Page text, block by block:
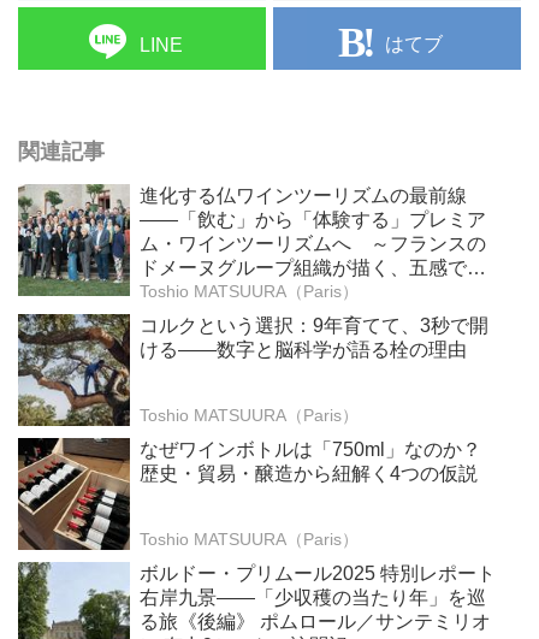
LINE はてブ
関連記事
進化する仏ワインツーリズムの最前線
――「飲む」から「体験する」プレミア
ム・ワインツーリズムへ ～フランスの
ドメーヌグループ組織が描く、五感で深
掘りする次世代のテロワール体験
Toshio MATSUURA（Paris）
コルクという選択：9年育てて、3秒で開
ける——数字と脳科学が語る栓の理由
Toshio MATSUURA（Paris）
なぜワインボトルは「750ml」なのか？
歴史・貿易・醸造から紐解く4つの仮説
Toshio MATSUURA（Paris）
ボルドー・プリムール2025 特別レポート
右岸九景――「少収穫の当たり年」を巡
る旅《後編》 ポムロール／サンテミリオ